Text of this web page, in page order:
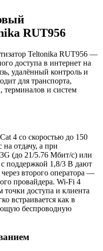
RUT956
Teltonika RUT956 —
доступа в интернет на
удалённый контроль и
для транспорта,
терминалов и систем
4 со скоростью до 150
отдачу, а при
(до 21/5.76 Мбит/с) или
поддержкой 1,8/3 В дают
второго оператора —
провайдера. Wi-Fi 4
доступа и клиента
встраивается как в
беспроводную